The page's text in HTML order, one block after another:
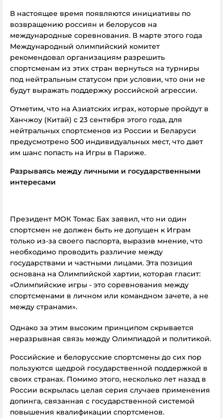
В настоящее время появляются инициативы по
возвращению россиян и белорусов на
международные соревнования. В марте этого года
Международный олимпийский комитет
рекомендовал организациям разрешить
спортсменам из этих стран вернуться на турниры
под нейтральным статусом при условии, что они не
будут выражать поддержку российской агрессии.
Отметим, что на Азиатских играх, которые пройдут в
Ханчжоу (Китай) с 23 сентября этого года, для
нейтральных спортсменов из России и Беларуси
предусмотрено 500 индивидуальных мест, что дает
им шанс попасть на Игры в Париже.
Разрываясь между личными и государственными
интересами
Президент МОК Томас Бах заявил, что ни один
спортсмен не должен быть не допущен к Играм
только из-за своего паспорта, выразив мнение, что
необходимо проводить различие между
государствами и частными лицами. Эта позиция
основана на Олимпийской хартии, которая гласит:
«Олимпийские игры - это соревнования между
спортсменами в личном или командном зачете, а не
между странами».
Однако за этим высоким принципом скрывается
неразрывная связь между Олимпиадой и политикой.
Российские и белорусские спортсмены до сих пор
пользуются щедрой государственной поддержкой в
своих странах. Помимо этого, несколько лет назад в
России вскрылась целая серия случаев применения
допинга, связанная с государственной системой
повышения квалификации спортсменов.